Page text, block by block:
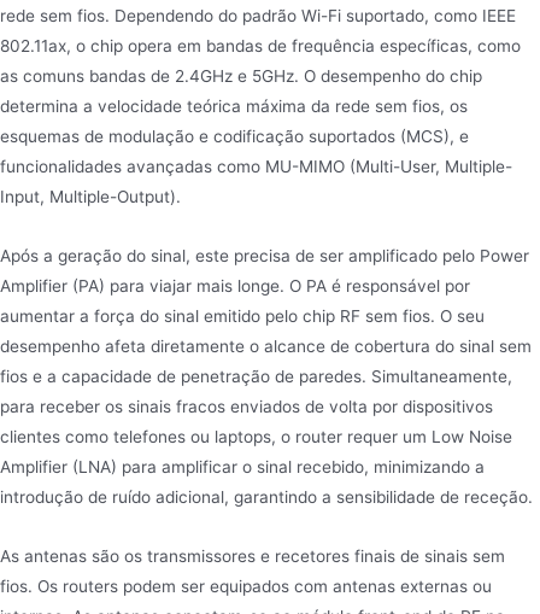
rede sem fios. Dependendo do padrão Wi-Fi suportado, como IEEE
802.11ax, o chip opera em bandas de frequência específicas, como
as comuns bandas de 2.4GHz e 5GHz. O desempenho do chip
determina a velocidade teórica máxima da rede sem fios, os
esquemas de modulação e codificação suportados (MCS), e
funcionalidades avançadas como MU-MIMO (Multi-User, Multiple-
Input, Multiple-Output).
Após a geração do sinal, este precisa de ser amplificado pelo Power
Amplifier (PA) para viajar mais longe. O PA é responsável por
aumentar a força do sinal emitido pelo chip RF sem fios. O seu
desempenho afeta diretamente o alcance de cobertura do sinal sem
fios e a capacidade de penetração de paredes. Simultaneamente,
para receber os sinais fracos enviados de volta por dispositivos
clientes como telefones ou laptops, o router requer um Low Noise
Amplifier (LNA) para amplificar o sinal recebido, minimizando a
introdução de ruído adicional, garantindo a sensibilidade de receção.
As antenas são os transmissores e recetores finais de sinais sem
fios. Os routers podem ser equipados com antenas externas ou